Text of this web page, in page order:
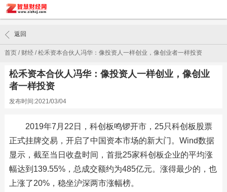
首页/ 财经/松禾资本合伙人冯华：像投资人一样创业，像创业者一样投资
返回
松禾资本合伙人冯华：像投资人一样创业，像创业
者一样投资
发布时间:2021/03/04
2019年7月22日，科创板鸣锣开市，25只科创板股票
正式挂牌交易，开启了中国资本市场的新大门。Wind数据
显示，截至当日收盘时间，首批25家科创板企业的平均涨
幅达到139.55%，总成交额约为485亿元。涨得最少的，也
上涨了20%，稳坐沪深两市涨幅榜。